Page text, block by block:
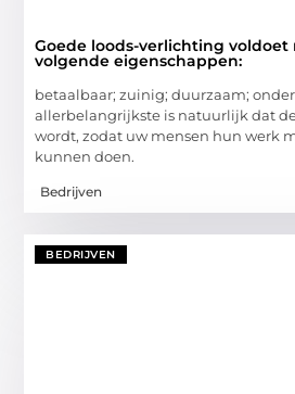
Goede loods-verlichting
volgende eigenschappen:
betaalbaar; zuinig; duurzaam;
allerbelangrijkste is natuurlijk dat
wordt, zodat uw mensen hun werk
kunnen doen.
Bedrijven
BEDRIJVEN